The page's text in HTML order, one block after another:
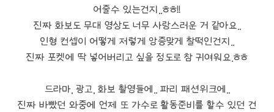
어줄수 있는건지..ㅎㅎ!!
진짜 화보도 무대 영상도 너무 사랑스러운 거 같아요..
인형 컨셉이 어떻게 저렇게 앙증맞게 찰떡인건지..
진짜 포켓에 딱 넣어버리고 싶을 정도로 참 귀여워요.ㅎㅎ
드라마, 광고, 화보 촬영들에.. 파리 패션위크에..
진짜 바빴던 와중에 언제 또 가수로 활동준비를 할수 있던 건